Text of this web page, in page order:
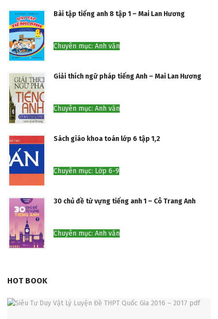
Bài tập tiếng anh 8 tập 1 – Mai Lan Hương
Chuyên mục: Anh văn
Giải thích ngữ pháp tiếng Anh – Mai Lan Hương
Chuyên mục: Anh văn
Sách giáo khoa toán lớp 6 tập 1,2
Chuyên mục: Lớp 6-9
30 chủ đề từ vựng tiếng anh 1 – Cô Trang Anh
Chuyên mục: Anh văn
HOT BOOK